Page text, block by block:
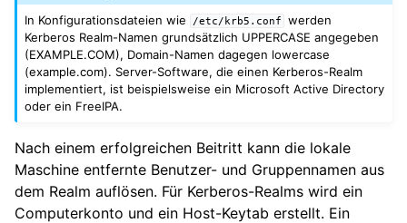
In Konfigurationsdateien wie
/etc/krb5.conf
werden
Kerberos Realm-Namen grundsätzlich UPPERCASE angegeben
(EXAMPLE.COM), Domain-Namen dagegen lowercase
(example.com). Server-Software, die einen Kerberos-Realm
implementiert, ist beispielsweise ein Microsoft Active Directory
oder ein FreeIPA.
Nach einem erfolgreichen Beitritt kann die lokale
Maschine entfernte Benutzer- und Gruppennamen aus
dem Realm auflösen. Für Kerberos-Realms wird ein
Computerkonto und ein Host-Keytab erstellt. Ein